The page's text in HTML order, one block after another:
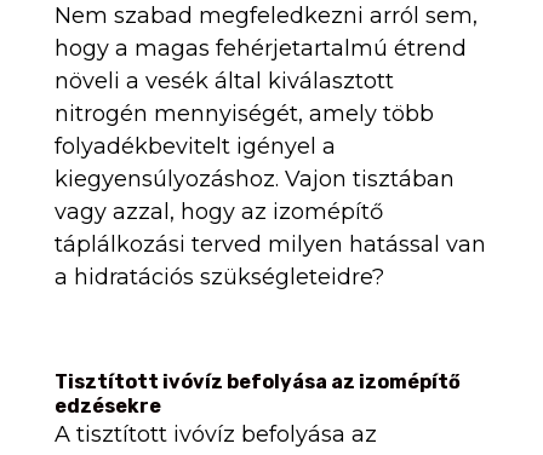
Nem szabad megfeledkezni arról sem,
hogy a magas fehérjetartalmú étrend
növeli a vesék által kiválasztott
nitrogén mennyiségét, amely több
folyadékbevitelt igényel a
kiegyensúlyozáshoz. Vajon tisztában
vagy azzal, hogy az izomépítő
táplálkozási terved milyen hatással van
a hidratációs szükségleteidre?
Tisztított ivóvíz befolyása az izomépítő
edzésekre
A tisztított ivóvíz befolyása az